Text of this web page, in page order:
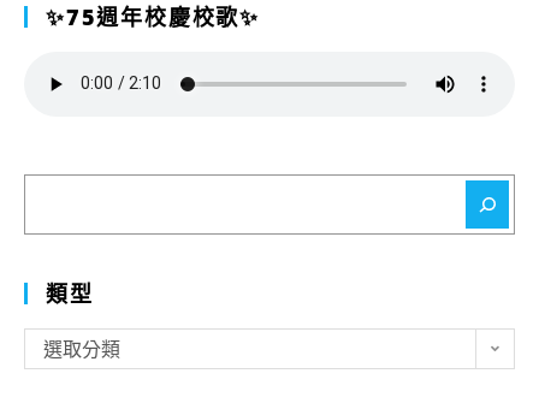
✨75週年校慶校歌✨
類型
型
選取分類